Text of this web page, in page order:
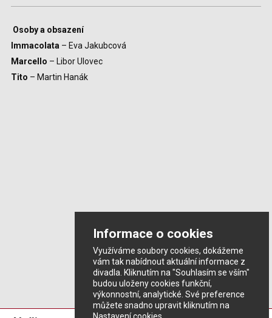
Informace o cookies
Využíváme soubory cookies, dokážeme
vám tak nabídnout aktuální informace z
divadla. Kliknutím na "Souhlasím se vším"
budou uloženy cookies funkční,
výkonnostní, analytické. Své preference
můžete snadno upravit kliknutím na
Osoby a obsazení
Immacolata – Eva Jakubcová
Marcello – Libor Ulovec
Tito – Martin Hanák